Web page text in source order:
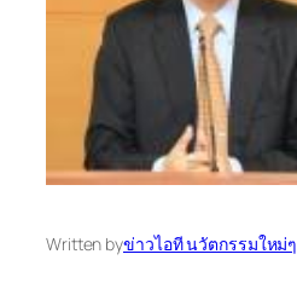
Written byข่าวไอที นวัตกรรมใหม่ๆ